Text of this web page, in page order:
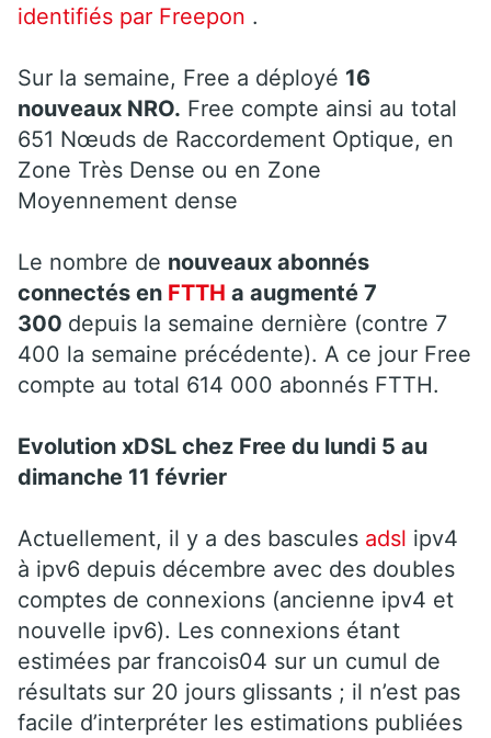
identifiés par Freepon .
Sur la semaine, Free a déployé 16
nouveaux NRO. Free compte ainsi au total
651 Nœuds de Raccordement Optique, en
Zone Très Dense ou en Zone
Moyennement dense
Le nombre de nouveaux abonnés
connectés en FTTH a augmenté 7
300 depuis la semaine dernière (contre 7
400 la semaine précédente). A ce jour Free
compte au total 614 000 abonnés FTTH.
Evolution xDSL chez Free du lundi 5 au
dimanche 11 février
Actuellement, il y a des bascules adsl ipv4
à ipv6 depuis décembre avec des doubles
comptes de connexions (ancienne ipv4 et
nouvelle ipv6). Les connexions étant
estimées par francois04 sur un cumul de
résultats sur 20 jours glissants ; il n’est pas
facile d’interpréter les estimations publiées